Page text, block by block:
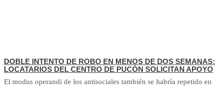
DOBLE INTENTO DE ROBO EN MENOS DE DOS SEMANAS:
LOCATARIOS DEL CENTRO DE PUCÓN SOLICITAN APOYO
El modus operandi de los antisociales también se habría repetido en